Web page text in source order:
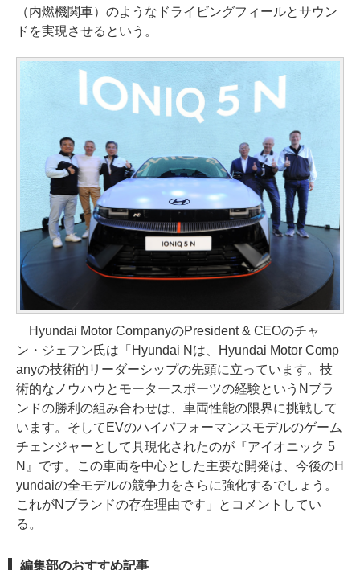
（内燃機関車）のようなドライビングフィールとサウン
ドを実現させるという。
Hyundai Motor CompanyのPresident & CEOのチャ
ン・ジェフン氏は「Hyundai Nは、Hyundai Motor Comp
anyの技術的リーダーシップの先頭に立っています。技
術的なノウハウとモータースポーツの経験というNブラ
ンドの勝利の組み合わせは、車両性能の限界に挑戦して
います。そしてEVのハイパフォーマンスモデルのゲーム
チェンジャーとして具現化されたのが『アイオニック 5
N』です。この車両を中心とした主要な開発は、今後のH
yundaiの全モデルの競争力をさらに強化するでしょう。
これがNブランドの存在理由です」とコメントしてい
る。
編集部のおすすめ記事